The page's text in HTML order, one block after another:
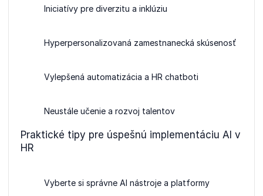
Iniciatívy pre diverzitu a inklúziu
Hyperpersonalizovaná zamestnanecká skúsenosť
Vylepšená automatizácia a HR chatboti
Neustále učenie a rozvoj talentov
Praktické tipy pre úspešnú implementáciu AI v
HR
Vyberte si správne AI nástroje a platformy